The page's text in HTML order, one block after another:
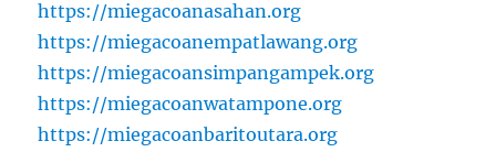
https://miegacoanasahan.org
https://miegacoanempatlawang.org
https://miegacoansimpangampek.org
https://miegacoanwatampone.org
https://miegacoanbaritoutara.org